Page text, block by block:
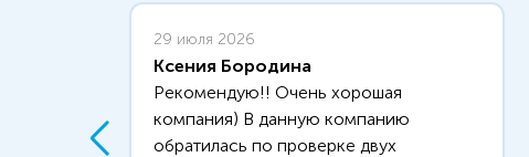
29 июля 2026
Ксения Бородина
Рекомендую!! Очень хорошая
компания) В данную компанию
обратилась по проверке двух